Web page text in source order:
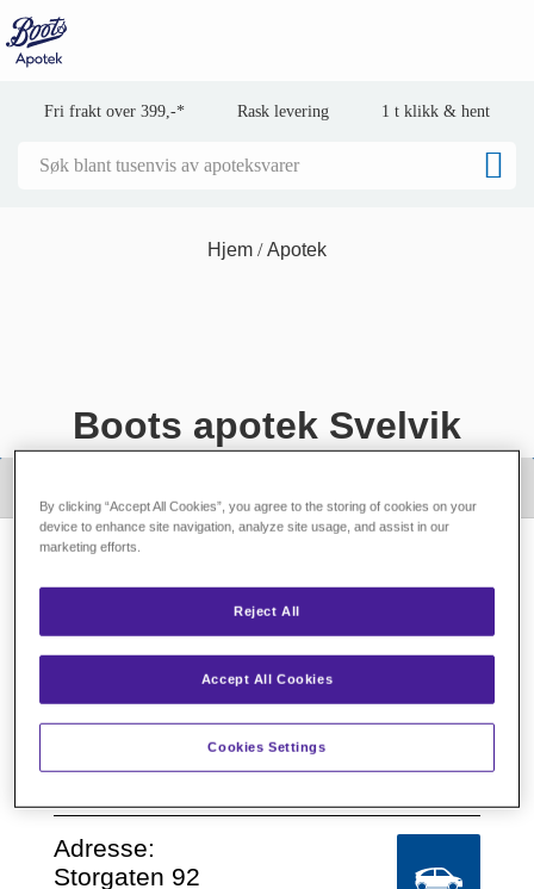
Fri frakt over 399,-* Rask levering 1 t klikk & hent
Hjem Apotek
Boots apotek Svelvik
By clicking “Accept All Cookies”, you agree to the storing of cookies on your
device to enhance site navigation, analyze site usage, and assist in our
marketing efforts.
Reject All
Accept All Cookies
Cookies Settings